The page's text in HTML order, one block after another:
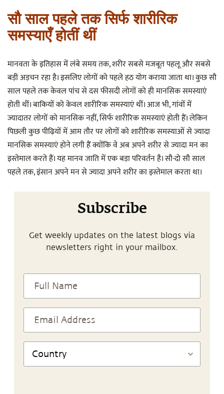
सौ साल पहले तक सिर्फ शारीरिक
समस्याएँ होतीं थीं
मानवता के इतिहास में लंबे समय तक, शरीर सबसे मजबूत पहलू और सबसे
बड़ी अड़चन रहा है। इसलिए लोगों को पहले हठ योग कराया जाता था। कुछ सौ
साल पहले तक केवल पांच से दस फीसदी लोगों को ही मानसिक समस्याएं
होती थीं। बाकियों को केवल शारीरिक समस्याएं थीं। आज भी, गांवों में
ज्यादातर लोगों को मानसिक नहीं, सिर्फ शारीरिक समस्याएं होती हैं। लेकिन
पिछली कुछ पीढ़ियों में आम तौर पर लोगों को शारीरिक समस्याओं से ज्यादा
मानसिक समस्याएं होने लगी हैं क्योंकि वे अब अपने शरीर से ज्यादा मन का
इस्तेमाल करते हैं। यह मानव जाति में एक बड़ा परिवर्तन है। सौ-दो सौ साल
पहले तक, इंसान अपने मन से ज्यादा अपने शरीर का इस्तेमाल करता था।
Subscribe
Get weekly updates on the latest blogs via
newsletters right in your mailbox.